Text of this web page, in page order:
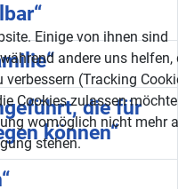
die für
können“
Einige von ihnen sind
andere uns helfen,
(Tracking
Cookies zulassen
womöglich nicht mehr
stehen.